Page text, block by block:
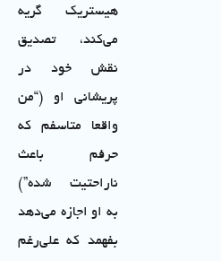
هیستریک گریه
می‌کند، تصدیق
نقش خود در
پریشانی او (“من
واقعا متاسفم که
حرفم باعث
ناراحتیت شده”)
به او اجازه می‌دهد
بفهمد که علی‌رغم